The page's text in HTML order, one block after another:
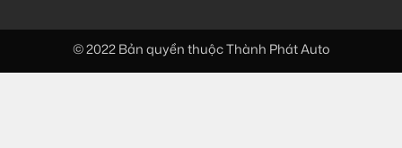
© 2022 Bản quyền thuộc Thành Phát Auto